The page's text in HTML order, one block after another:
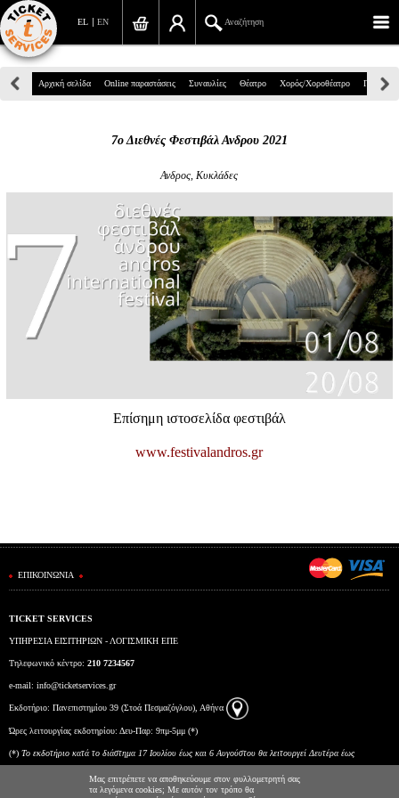
EN
EL Αναζήτηση
Πανεπιστημίου 39, Αθήνα
info@ticketservices.gr
Αναζήτηση
Σύνδεση/Εγγραφή
Παραγγελία
Αναζήτηση παραγγελίας
Προσωπικά Δεδομένα
Αρχική σελίδα Online παραστάσεις Συναυλίες Θέατρο Χορός/Χοροθέατρο Παιδικά
7ο Διεθνές Φεστιβάλ Ανδρου 2021
Ανδρος, Κυκλάδες
Επίσημη ιστοσελίδα φεστιβάλ
www.festivalandros.gr
ΕΠΙΚΟΙΝΩΝΙΑ
TICKET SERVICES
ΥΠΗΡΕΣΙΑ ΕΙΣΙΤΗΡΙΩΝ - ΛΟΓΙΣΜΙΚΗ ΕΠΕ
Τηλεφωνικό κέντρο: 210 7234567
e-mail: info@ticketservices.gr
Εκδοτήριο: Πανεπιστημίου 39 (Στοά Πεσμαζόγλου), Αθήνα
Ώρες λειτουργίας εκδοτηρίου: Δευ-Παρ: 9πμ-5μμ (*)
(*) To εκδοτήριο κατά το διάστημα 17 Ιουλίου έως και 6 Αυγούστου θα λειτουργεί Δευτέρα έως
Παρασκευή από τις 10:00 έως τις 15:00.Μας επιτρέπετε να αποθηκεύουμε στον φυλλομετρητή σας
τα λεγόμενα cookies; Με αυτόν τον τρόπο θα